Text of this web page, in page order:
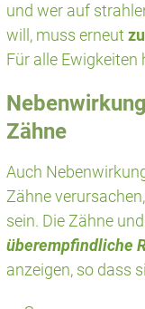
und wer auf
will, muss erneut
Für alle
Zähne
Auch
Zähne
sein. Die Zähne
überempfindliche
anzeigen, so dass